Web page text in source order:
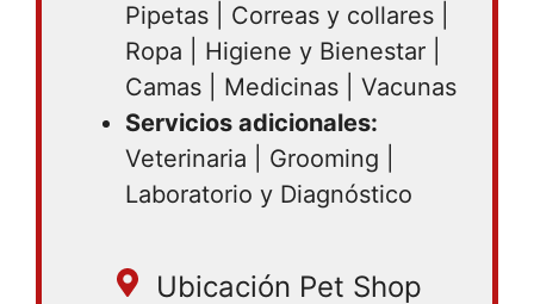
Pipetas | Correas y collares |
Ropa | Higiene y Bienestar |
Camas | Medicinas | Vacunas
Servicios adicionales:
Veterinaria | Grooming |
Laboratorio y Diagnóstico
Ubicación Pet Shop